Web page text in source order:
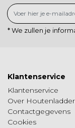
* We zullen je
Klantenservice
Klantenservice
Over
Contactgegevens
Cookies